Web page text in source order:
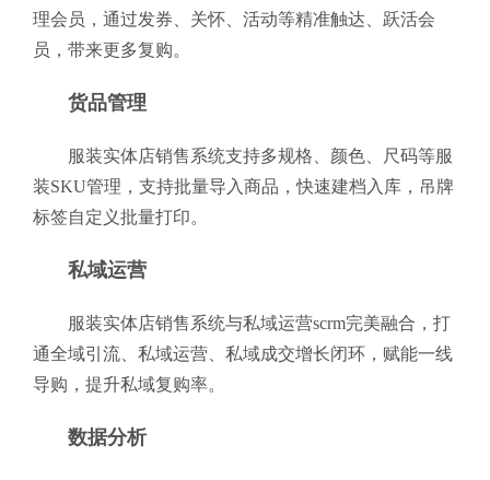
理会员，通过发券、关怀、活动等精准触达、跃活会
员，带来更多复购。
货品管理
服装实体店销售系统支持多规格、颜色、尺码等服
装SKU管理，支持批量导入商品，快速建档入库，吊牌
标签自定义批量打印。
私域运营
服装实体店销售系统与私域运营scrm完美融合，打
通全域引流、私域运营、私域成交增长闭环，赋能一线
导购，提升私域复购率。
数据分析